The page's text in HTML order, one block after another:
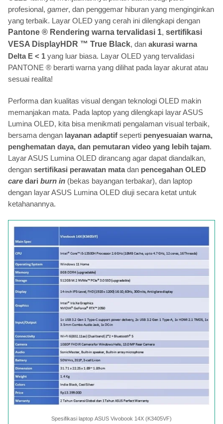
profesional, gamer, dan penggemar hiburan yang menginginkan
yang terbaik. Layar OLED yang cerah ini dilengkapi dengan
Pantone ® Rendering warna tervalidasi 1, sertifikasi
VESA DisplayHDR ™ True Black, dan akurasi warna
Delta E < 1 yang luar biasa. Layar OLED yang tervalidasi
PANTONE ® berarti warna yang dilihat pada layar akurat atau
sesuai realita!
Performa dan kualitas visual dengan teknologi OLED makin
memanjakan mata. Pada laptop yang dilengkapi layar ASUS
Lumina OLED, kita bisa menikmati pengalaman visual terbaik,
bersama dengan layanan adaptif seperti penyesuaian warna,
penghematan daya, dan pemutaran video yang lebih tajam.
Layar ASUS Lumina OLED dirancang agar dapat diandalkan,
dengan sertifikasi perawatan matadan pencegahan OLED
care dari burn in (bekas bayangan terbakar), dan laptop
dengan layar ASUS Lumina OLED diuji secara ketat untuk
ketahanannya.
Spesifikasi laptop ASUS Vivobook 14X (K3405VF)